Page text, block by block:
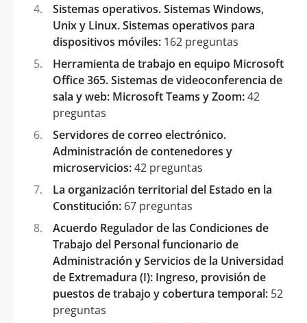
Sistemas operativos. Sistemas Windows,
Unix y Linux. Sistemas operativos para
dispositivos móviles: 162 preguntas
Herramienta de trabajo en equipo Microsoft
Office 365. Sistemas de videoconferencia de
sala y web: Microsoft Teams y Zoom:42
preguntas
Servidores de correo electrónico.
Administración de contenedores y
microservicios:42 preguntas
La organización territorial del Estado en la
Constitución: 67 preguntas
Acuerdo Regulador de las Condiciones de
Trabajo del Personal funcionario de
Administración y Servicios de la Universidad
de Extremadura (I): Ingreso, provisión de
puestos de trabajo y cobertura temporal: 52
preguntas